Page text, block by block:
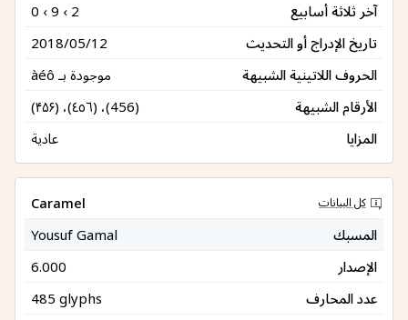
آخر ثلاثة أسابيع
0 ‹ 9 ‹ 2
تاريخ الإدراج أو التحديث
2018/05/12
الحروف اللاتينية الشبيهة
موجودة بـ àéô
الأرقام الشبيهة
(۴۵۶) ،(٤٥٦) ،(456)
المزايا
عادية
كل البيانات
Caramel
المسبك
Yousuf Gamal
الإصدار
6.000
عدد المحارف
485 glyphs